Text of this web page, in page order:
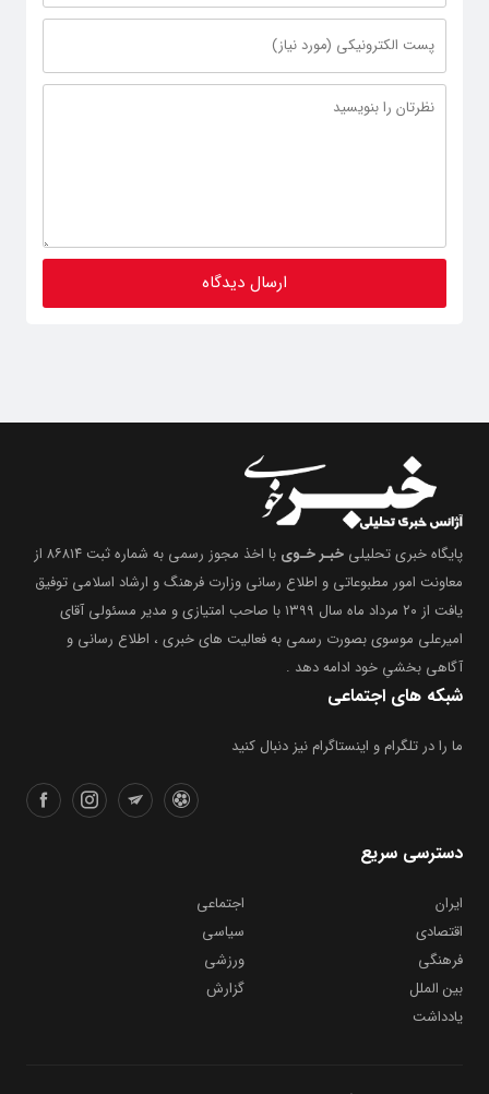
پایگاه خبری تحلیلی خبـر خـوی
با اخذ مجوز رسمی به شماره ثبت ۸۶۸۱۴ از
معاونت امور مطبوعاتی و اطلاع رسانی وزارت فرهنگ و ارشاد اسلامی توفیق
یافت از ۲۰ مرداد ماه سال ۱۳۹۹ با صاحب امتیازی و مدیر مسئولی آقای
امیرعلی موسوی بصورت رسمی به فعالیت های خبری ، اطلاع رسانی و
آگاهی بخشیِ خود ادامه دهد .
شبکه های اجتماعی
ما را در تلگرام و اینستاگرام نیز دنبال کنید
دسترسی سریع
ایران
اجتماعی
اقتصادی
سیاسی
فرهنگی
ورزشی
بین الملل
گزارش
یادداشت